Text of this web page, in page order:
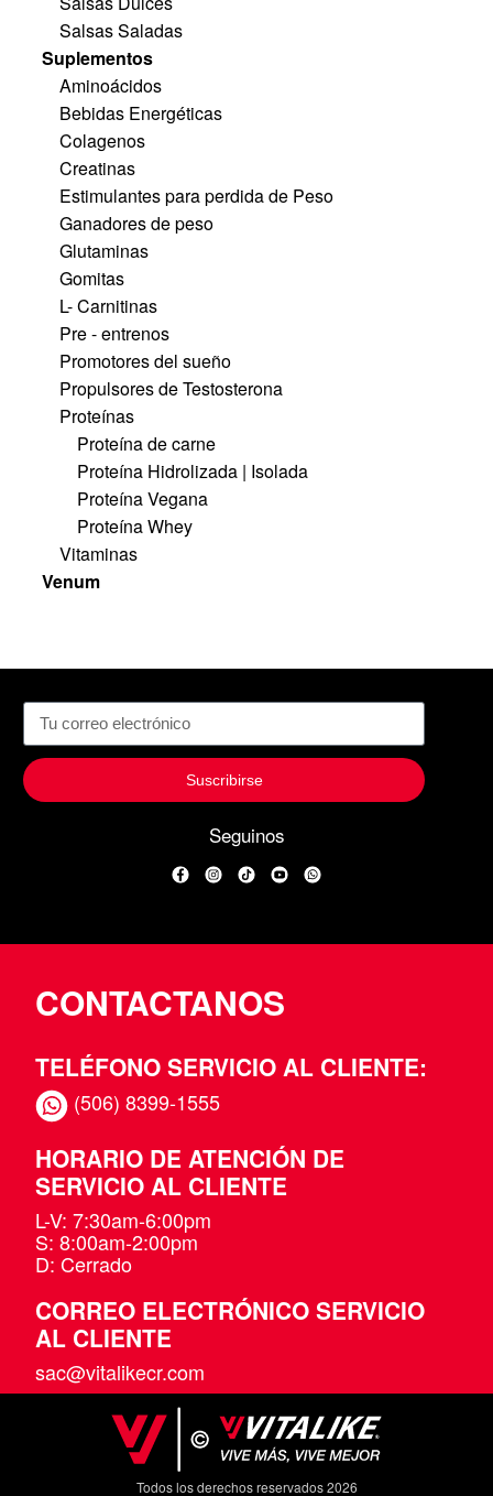
Salsas Saladas
Suplementos
Aminoácidos
Bebidas Energéticas
Colagenos
Creatinas
Estimulantes para perdida de Peso
Ganadores de peso
Glutaminas
Gomitas
L- Carnitinas
Pre - entrenos
Promotores del sueño
Propulsores de Testosterona
Proteínas
Proteína de carne
Proteína Hidrolizada | Isolada
Proteína Vegana
Proteína Whey
Vitaminas
Venum
Suscribirse
Seguinos
FacebookInstagram
TikTokYouTubeWhatsApp
CONTACTANOS
TELÉFONO SERVICIO AL CLIENTE:
(506) 8399-1555
HORARIO DE ATENCIÓN DE
SERVICIO AL CLIENTE
L-V: 7:30am-6:00pm
S: 8:00am-2:00pm
D: Cerrado
CORREO ELECTRÓNICO SERVICIO
AL CLIENTE
sac@vitalikecr.com
Todos los derechos reservados 2026